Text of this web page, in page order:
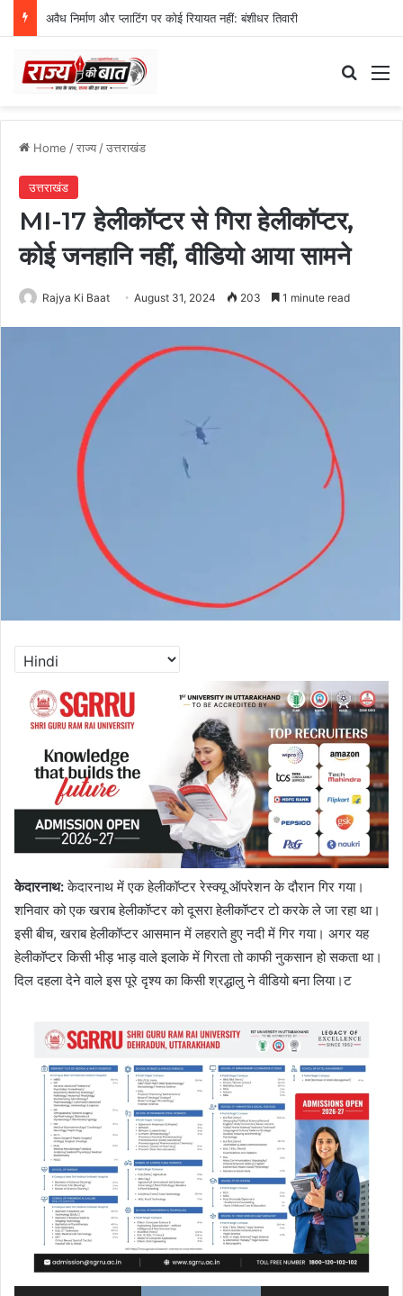
अवैध निर्माण और प्लाटिंग पर कोई रियायत नहीं: बंशीधर तिवारी
Home /राज्य/उत्तराखंड
उत्तराखंड
MI-17 हेलीकॉप्टर से गिरा हेलीकॉप्टर,
कोई जनहानि नहीं, वीडियो आया सामने
Rajya Ki Baat August 31, 2024 203 1 minute read
केदारनाथ:केदारनाथ में एक हेलीकॉप्टर रेस्क्यू ऑपरेशन के दौरान गिर गया।
शनिवार को एक खराब हेलीकॉप्टर को दूसरा हेलीकॉप्टर टो करके ले जा रहा था।
इसी बीच, खराब हेलीकॉप्टर आसमान में लहराते हुए नदी में गिर गया। अगर यह
हेलीकॉप्टर किसी भीड़ भाड़ वाले इलाके में गिरता तो काफी नुकसान हो सकता था।
दिल दहला देने वाले इस पूरे दृश्य का किसी श्रद्धालु ने वीडियो बना लिया।ट